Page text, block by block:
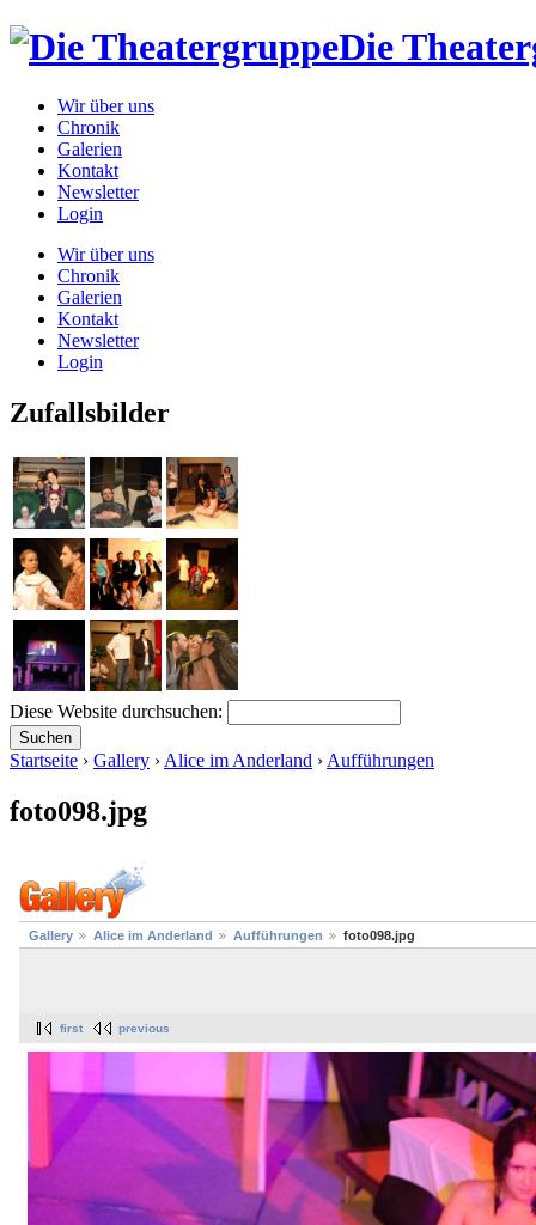
Die
Wir über uns
Chronik
Galerien
Kontakt
Newsletter
Login
Wir über uns
Chronik
Galerien
Kontakt
Newsletter
Login
Zufallsbilder
Diese Website durchsuchen:
Startseite › Gallery › Alice im Anderland › Aufführungen
foto098.jpg
Gallery Alice im Anderland Aufführungen foto098.jpg
first previous